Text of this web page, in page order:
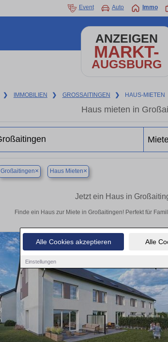
Alle Cookies akzeptieren Alle
Einstellungen
Event Auto Immo
ANZEIGEN
MARKT-
AUGSBURG
❯ IMMOBILIEN ❯ GROSSAITINGEN ❯ HAUS-MIETEN
Haus mieten in
Großaitingen× Haus Mieten×
Jetzt ein Haus in
Finde ein Haus zur Miete in Großaitingen! Perfekt für